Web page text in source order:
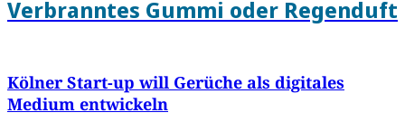
Verbranntes Gummi oder Regenduft
Kölner Start-up will Gerüche als digitales
Medium entwickeln